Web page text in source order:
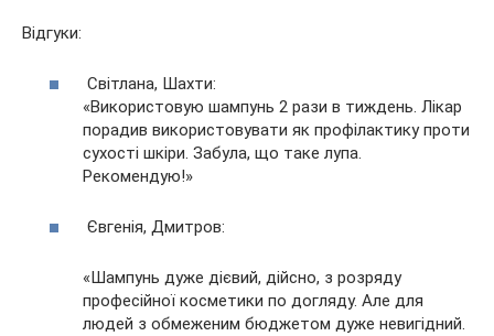
Відгуки:
Світлана, Шахти:
«Використовую шампунь 2 рази в тиждень. Лікар
порадив використовувати як профілактику проти
сухості шкіри. Забула, що таке лупа.
Рекомендую!»
Євгенія, Дмитров:
«Шампунь дуже дієвий, дійсно, з розряду
професійної косметики по догляду. Але для
людей з обмеженим бюджетом дуже невигідний.